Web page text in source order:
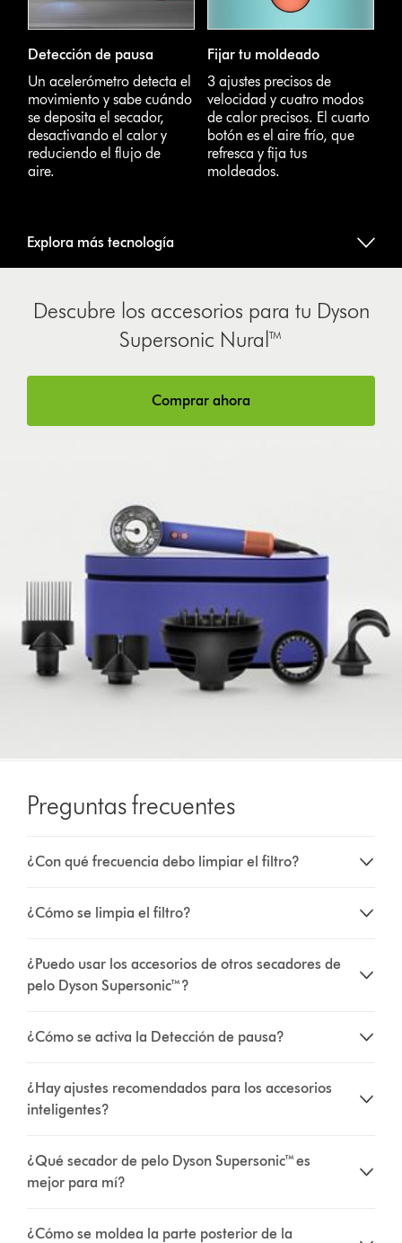
Detección de pausa
Un acelerómetro detecta el
movimiento y sabe cuándo
se deposita el secador,
desactivando el calor y
reduciendo el flujo de
aire.
Fijar tu moldeado
3 ajustes precisos de
velocidad y cuatro modos
de calor precisos. El cuarto
botón es el aire frío, que
refresca y fija tus
moldeados.
Explora más tecnología
Descubre los accesorios para tu Dyson
Supersonic Nural™
Comprar ahora
Preguntas frecuentes
¿Con qué frecuencia debo limpiar el filtro?
¿Cómo se limpia el filtro?
¿Puedo usar los accesorios de otros secadores de
pelo Dyson Supersonic™?
¿Cómo se activa la Detección de pausa?
¿Hay ajustes recomendados para los accesorios
inteligentes?
¿Qué secador de pelo Dyson Supersonic™ es
mejor para mí?
¿Cómo se moldea la parte posterior de la